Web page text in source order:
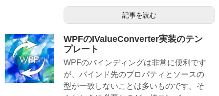
記事を読む
WPFのIValueConverter実装のテン
プレート
WPFのバインディングは非常に便利です
が、バインド先のプロパティとソースの
型が一致しないことは多いものです。そ